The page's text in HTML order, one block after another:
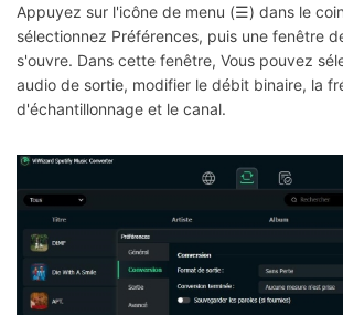
Appuyez sur l'icône de menu (☰) dans le
sélectionnez Préférences, puis une fenêtre
s'ouvre. Dans cette fenêtre, Vous pouvez
audio de sortie, modifier le débit binaire, la
d'échantillonnage et le canal.